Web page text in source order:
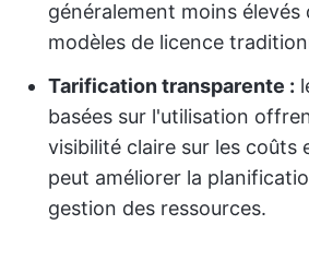
généralement moins élevés
modèles de licence
Tarification transparente :
basées sur l'utilisation
visibilité claire sur les coûts
peut améliorer la
gestion des ressources.